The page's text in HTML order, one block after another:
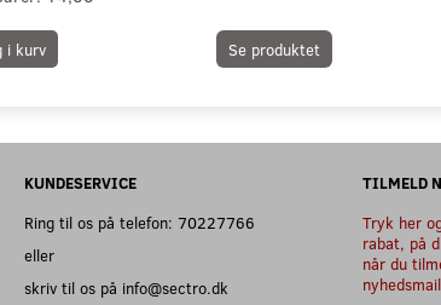
i kurv Se produktet
KUNDESERVICE
Ring til os på telefon: 70227766
eller
skriv til os på info@sectro.dk
TILMELD
Tryk her
rabat, på
når du